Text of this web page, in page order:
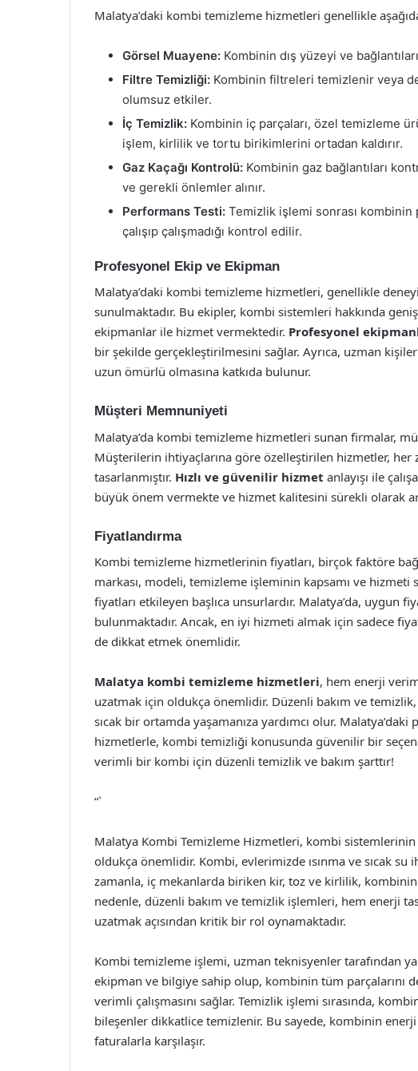
Malatya’daki kombi temizleme hizmetleri genellikle
Görsel Muayene: Kombinin dış yüzeyi ve
Filtre Temizliği: Kombinin filtreleri temizlenir veya
olumsuz etkiler.
İç Temizlik: Kombinin iç parçaları, özel temizleme
işlem, kirlilik ve tortu birikimlerini ortadan kaldırır.
Gaz Kaçağı Kontrolü: Kombinin gaz bağlantıları
ve gerekli önlemler alınır.
Performans Testi: Temizlik işlemi sonrası kombinin
çalışıp çalışmadığı kontrol edilir.
Profesyonel Ekip ve Ekipman
Malatya’daki kombi temizleme hizmetleri, genellikle
sunulmaktadır. Bu ekipler, kombi sistemleri hakkında
ekipmanlar ile hizmet vermektedir. Profesyonel
bir şekilde gerçekleştirilmesini sağlar. Ayrıca, uzman
uzun ömürlü olmasına katkıda bulunur.
Müşteri Memnuniyeti
Malatya’da kombi temizleme hizmetleri sunan firmalar,
Müşterilerin ihtiyaçlarına göre özelleştirilen hizmetler, her
tasarlanmıştır. Hızlı ve güvenilir hizmet anlayışı ile
büyük önem vermekte ve hizmet kalitesini sürekli olarak
Fiyatlandırma
Kombi temizleme hizmetlerinin fiyatları, birçok faktöre
markası, modeli, temizleme işleminin kapsamı ve hizmeti
fiyatları etkileyen başlıca unsurlardır. Malatya’da, uygun
bulunmaktadır. Ancak, en iyi hizmeti almak için sadece
de dikkat etmek önemlidir.
Malatya kombi temizleme hizmetleri, hem enerji
uzatmak için oldukça önemlidir. Düzenli bakım ve temizlik,
sıcak bir ortamda yaşamanıza yardımcı olur.
hizmetlerle, kombi temizliği konusunda güvenilir bir
verimli bir kombi için düzenli temizlik ve bakım şarttır!
“`
Malatya Kombi Temizleme Hizmetleri, kombi sistemlerinin
oldukça önemlidir. Kombi, evlerimizde ısınma ve sıcak su
zamanla, iç mekanlarda biriken kir, toz ve kirlilik,
nedenle, düzenli bakım ve temizlik işlemleri, hem enerji
uzatmak açısından kritik bir rol oynamaktadır.
Kombi temizleme işlemi, uzman teknisyenler tarafından
ekipman ve bilgiye sahip olup, kombinin tüm parçalarını
verimli çalışmasını sağlar. Temizlik işlemi sırasında,
bileşenler dikkatlice temizlenir. Bu sayede, kombinin
faturalarla karşılaşır.